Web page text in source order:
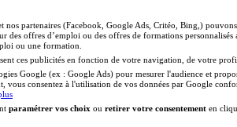
alternance
en alternance
alternance
et nos partenaires (Facebook, Google Ads, Critéo, Bing,)
des offres d’emploi ou des offres de formations
ou une formation.
ces publicités en fonction de votre navigation, de votre
Google (ex : Google Ads) pour mesurer l'audience et
vous consentez à l'utilisation de vos données par Google
paramétrer vos choix ou retirer votre consentement en